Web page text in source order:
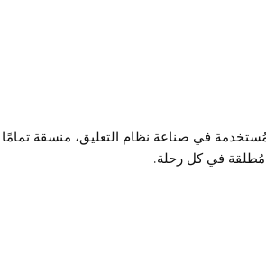
في صناعة نظام التعليق، منسقة
في كل رحلة.